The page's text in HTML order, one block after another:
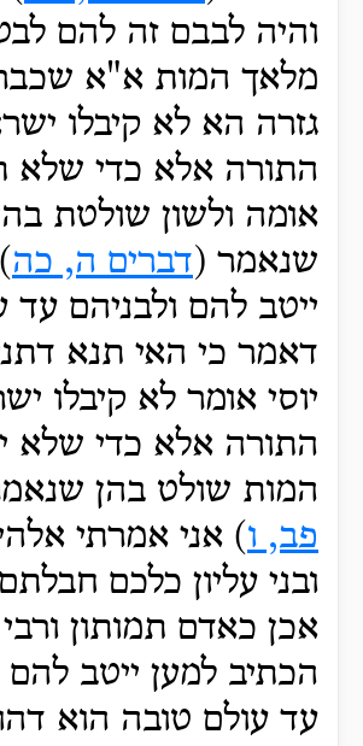
והיה לבבם זה להם
מלאך המות א"א שכבר
גזרה הא לא קיבלו
התורה אלא כדי שלא
אומה ולשון שולטת
שנאמר (דברים ה, כה
ייטב להם ולבניהם עד
דאמר כי האי תנא
יוסי אומר לא קיבלו
התורה אלא כדי שלא
המות שולט בהן
פב, ו) אני אמרתי
ובני עליון כלכם
אכן כאדם תמותון ורבי
הכתיב למען ייטב להם
עד עולם טובה הוא